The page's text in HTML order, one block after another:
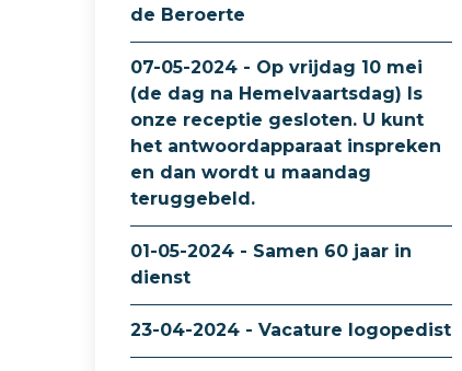
de Beroerte
07-05-2024 - Op vrijdag 10 mei
(de dag na Hemelvaartsdag) Is
onze receptie gesloten. U kunt
het antwoordapparaat inspreken
en dan wordt u maandag
teruggebeld.
01-05-2024 - Samen 60 jaar in
dienst
23-04-2024 - Vacature logopedist